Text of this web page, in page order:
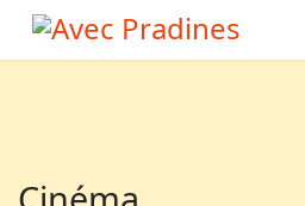
précédente
précédent
suivante
suivant